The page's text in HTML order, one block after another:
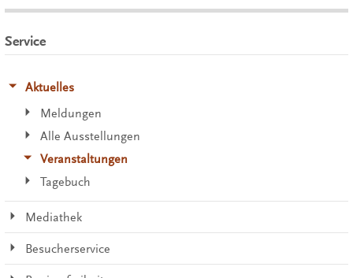
Service
Aktuelles
Meldungen
Alle Ausstellungen
Veranstaltungen
Tagebuch
Mediathek
Besucherservice